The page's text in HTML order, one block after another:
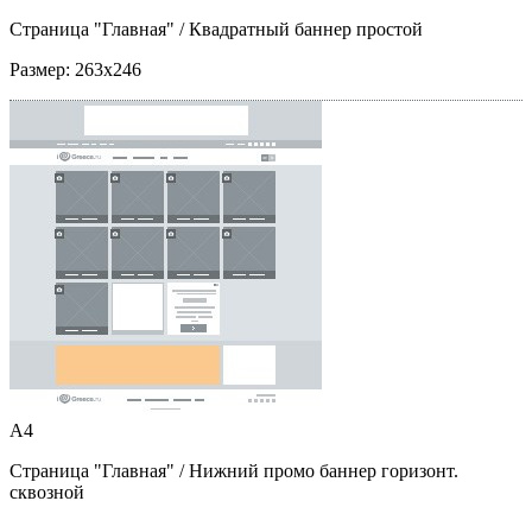
Страница "Главная" / Квадратный баннер простой
Размер: 263x246
A4
Страница "Главная" / Нижний промо баннер горизонт.
сквозной